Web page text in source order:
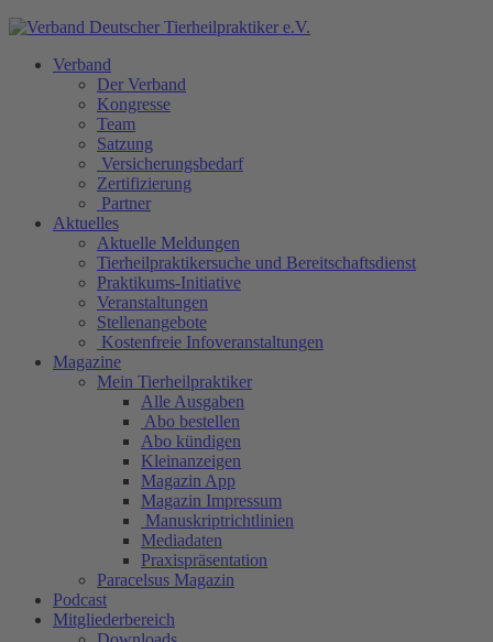
Verband
Der Verband
Kongresse
Team
Satzung
Versicherungsbedarf
Zertifizierung
Partner
Aktuelles
Aktuelle Meldungen
Tierheilpraktikersuche und Bereitschaftsdienst
Praktikums-Initiative
Veranstaltungen
Stellenangebote
Kostenfreie Infoveranstaltungen
Magazine
Mein Tierheilpraktiker
Alle Ausgaben
Abo bestellen
Abo kündigen
Kleinanzeigen
Magazin App
Magazin Impressum
Manuskriptrichtlinien
Mediadaten
Praxispräsentation
Paracelsus Magazin
Podcast
Mitgliederbereich